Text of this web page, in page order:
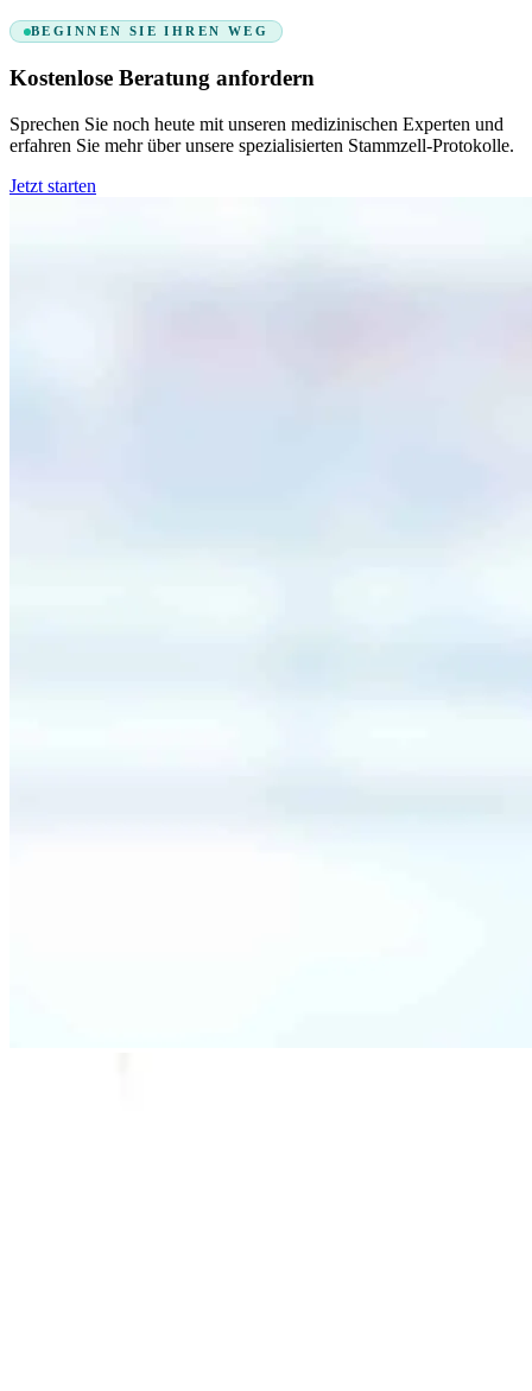
BEGINNEN SIE IHREN WEG
Kostenlose Beratung anfordern
Sprechen Sie noch heute mit unseren medizinischen Experten und
erfahren Sie mehr über unsere spezialisierten Stammzell-Protokolle.
Jetzt starten